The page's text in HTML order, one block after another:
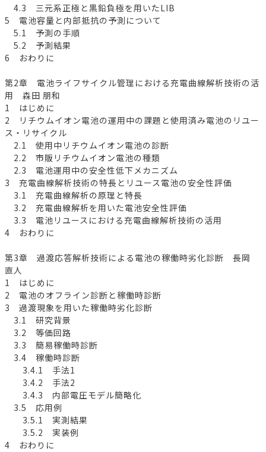
4.3 三元系正極と黒鉛負極を用いたLIB
5 電池容量と内部抵抗の予測について
5.1 予測の手順
5.2 予測結果
6 おわりに
第2章 電池ライフサイクル管理における充電曲線解析技術の活
用 森田 朋和
1 はじめに
2 リチウムイオン電池の運用中の課題と使用済み電池のリユー
ス・リサイクル
2.1 使用中リチウムイオン電池の診断
2.2 市販リチウムイオン電池の種類
2.3 電池運用中の安全性低下メカニズム
3 充電曲線解析技術の特長とリユース電池の安全性評価
3.1 充電曲線解析の原理と特長
3.2 充電曲線解析を用いた電池安全性評価
3.3 電池リユースにおける充電曲線解析技術の活用
4 おわりに
第3章 過渡応答解析技術による電池の稼働時劣化診断 長岡
直人
1 はじめに
2 電池のオフライン診断と稼働時診断
3 過渡現象を用いた稼働時劣化診断
3.1 研究背景
3.2 等価回路
3.3 簡易稼働時診断
3.4 稼働時診断
3.4.1 手法1
3.4.2 手法2
3.4.3 内部電圧モデル簡略化
3.5 応用例
3.5.1 実測結果
3.5.2 実装例
4 おわりに